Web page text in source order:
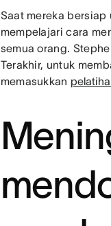
Saat mereka
mempelajari cara
semua orang.
Terakhir, untuk
memasukkan